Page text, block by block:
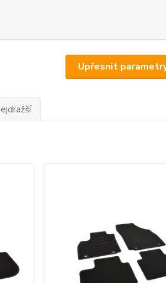
Upřesnit